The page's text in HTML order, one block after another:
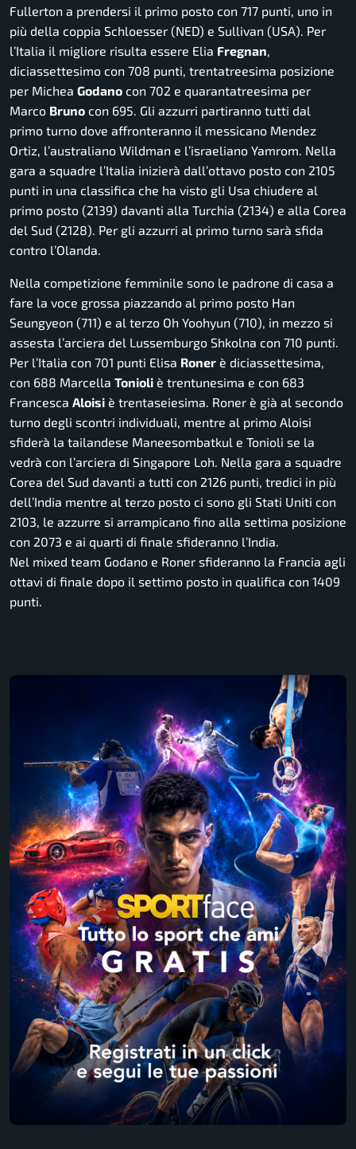
Fullerton a prendersi il primo posto con 717 punti, uno in
più della coppia Schloesser (NED) e Sullivan (USA). Per
l’Italia il migliore risulta essere Elia Fregnan,
diciassettesimo con 708 punti, trentatreesima posizione
per Michea Godano con 702 e quarantatreesima per
Marco Bruno con 695. Gli azzurri partiranno tutti dal
primo turno dove affronteranno il messicano Mendez
Ortiz, l’australiano Wildman e l’israeliano Yamrom. Nella
gara a squadre l’Italia inizierà dall’ottavo posto con 2105
punti in una classifica che ha visto gli Usa chiudere al
primo posto (2139) davanti alla Turchia (2134) e alla Corea
del Sud (2128). Per gli azzurri al primo turno sarà sfida
contro l’Olanda.
Nella competizione femminile sono le padrone di casa a
fare la voce grossa piazzando al primo posto Han
Seungyeon (711) e al terzo Oh Yoohyun (710), in mezzo si
assesta l’arciera del Lussemburgo Shkolna con 710 punti.
Per l’Italia con 701 punti Elisa Roner è diciassettesima,
con 688 Marcella Tonioli è trentunesima e con 683
Francesca Aloisi è trentaseiesima. Roner è già al secondo
turno degli scontri individuali, mentre al primo Aloisi
sfiderà la tailandese Maneesombatkul e Tonioli se la
vedrà con l’arciera di Singapore Loh. Nella gara a squadre
Corea del Sud davanti a tutti con 2126 punti, tredici in più
dell’India mentre al terzo posto ci sono gli Stati Uniti con
2103, le azzurre si arrampicano fino alla settima posizione
con 2073 e ai quarti di finale sfideranno l’India.
Nel mixed team Godano e Roner sfideranno la Francia agli
ottavi di finale dopo il settimo posto in qualifica con 1409
punti.